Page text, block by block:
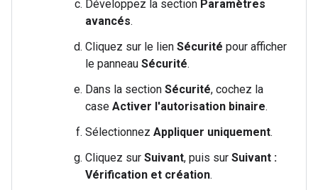
Développez la section Paramètres
avancés.
Cliquez sur le lien Sécurité pour afficher
le panneau Sécurité.
Dans la section Sécurité, cochez la
case Activer l'autorisation binaire.
Sélectionnez Appliquer uniquement.
Cliquez sur Suivant, puis sur Suivant :
Vérification et création.